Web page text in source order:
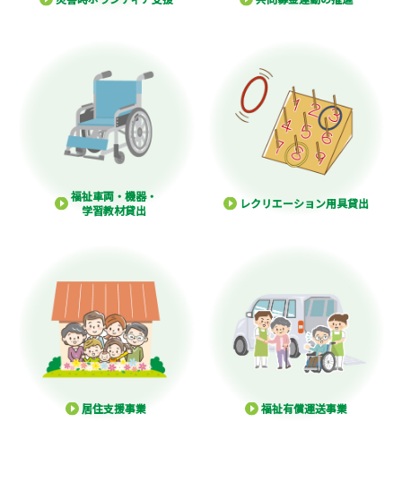
福祉車両・機器・
学習教材貸出
レクリエーション用具貸出
居住支援事業 福祉有償運送事業